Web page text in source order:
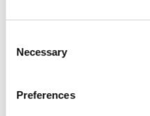
Selection
Necessary
Preferences
Tipp #3: Platz schaffen
Im Februar titelte das
HSBC unter der